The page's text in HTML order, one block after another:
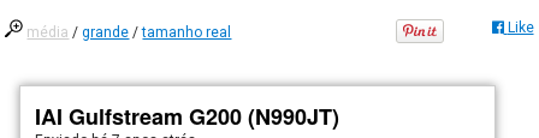
média /grande /tamanho real Like
IAI Gulfstream G200 (N990JT)